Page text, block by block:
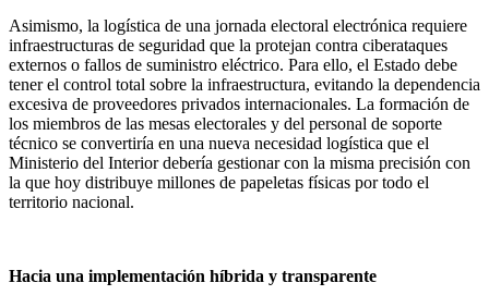
Asimismo, la logística de una jornada electoral electrónica requiere
infraestructuras de seguridad que la protejan contra ciberataques
externos o fallos de suministro eléctrico. Para ello, el Estado debe
tener el control total sobre la infraestructura, evitando la dependencia
excesiva de proveedores privados internacionales. La formación de
los miembros de las mesas electorales y del personal de soporte
técnico se convertiría en una nueva necesidad logística que el
Ministerio del Interior debería gestionar con la misma precisión con
la que hoy distribuye millones de papeletas físicas por todo el
territorio nacional.
Hacia una implementación híbrida y transparente